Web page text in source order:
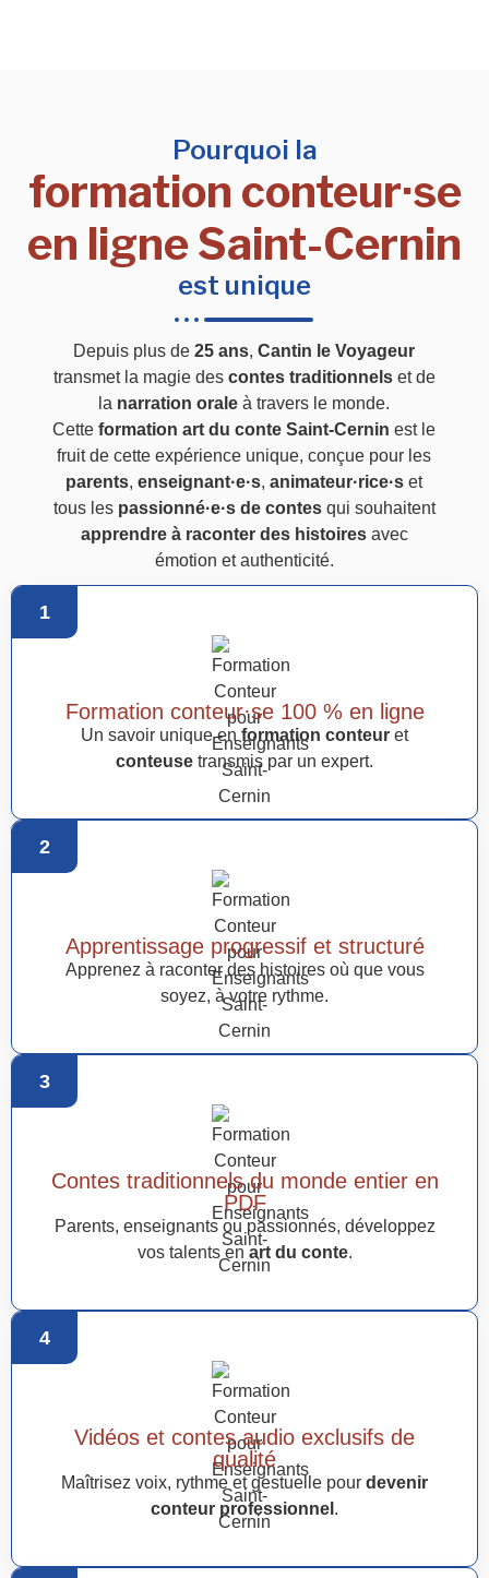
Pourquoi la
formation conteur·se
en ligne Saint-Cernin
est unique
Depuis plus de25 ans,Cantin le Voyageur
transmet la magie des contes traditionnelset de
la narration orale à travers le monde.
Cetteformation art du conte Saint-Cernin est le
fruit de cette expérience unique, conçue pour les
parents,enseignant·e·s,animateur·rice·s et
tous les passionné·e·s de contesqui souhaitent
apprendre à raconter des histoiresavec
émotion et authenticité.
1
Formation conteur·se 100 % en ligne
Un savoir unique en formation conteur et
conteuse transmis par un expert.
2
Apprentissage progressif et structuré
Apprenez à raconter des histoires où que vous
soyez, à votre rythme.
3
Contes traditionnels du monde entier en
PDF
Parents, enseignants ou passionnés, développez
vos talents en art du conte.
4
Vidéos et contes audio exclusifs de
qualité
Maîtrisez voix, rythme et gestuelle pour devenir
conteur professionnel .